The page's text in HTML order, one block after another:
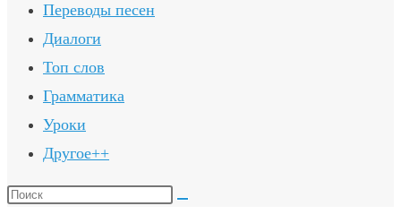
Переводы песен
Диалоги
Топ слов
Грамматика
Уроки
Другое++
Поиск